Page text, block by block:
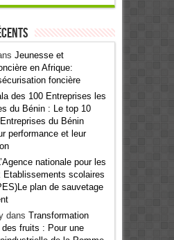
Jeunesse et
en Afrique:
foncière
des 100 Entreprises les
du Bénin : Le top 10
du Bénin
performance et leur
L’Agence nationale pour les
Etablissements scolaires
plan de sauvetage
dans Transformation
fruits : Pour une